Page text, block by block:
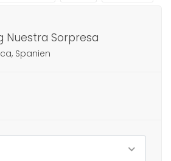
Nuestra Sorpresa
Spanien